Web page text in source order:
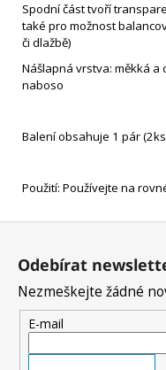
Spodní část tvoří
také pro možnost
či dlažbě)
Nášlapná vrstva: měkká
naboso
Balení obsahuje 1 pár
Použití: Používejte na
Odebírat
Nezmeškejte žádné
E-mail